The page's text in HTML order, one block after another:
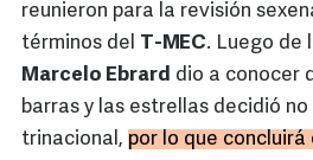
reunieron para la revisión
términos del T-MEC. Luego de
Marcelo Ebrard dio a conocer
barras y las estrellas decidió
trinacional, por lo que concluirá